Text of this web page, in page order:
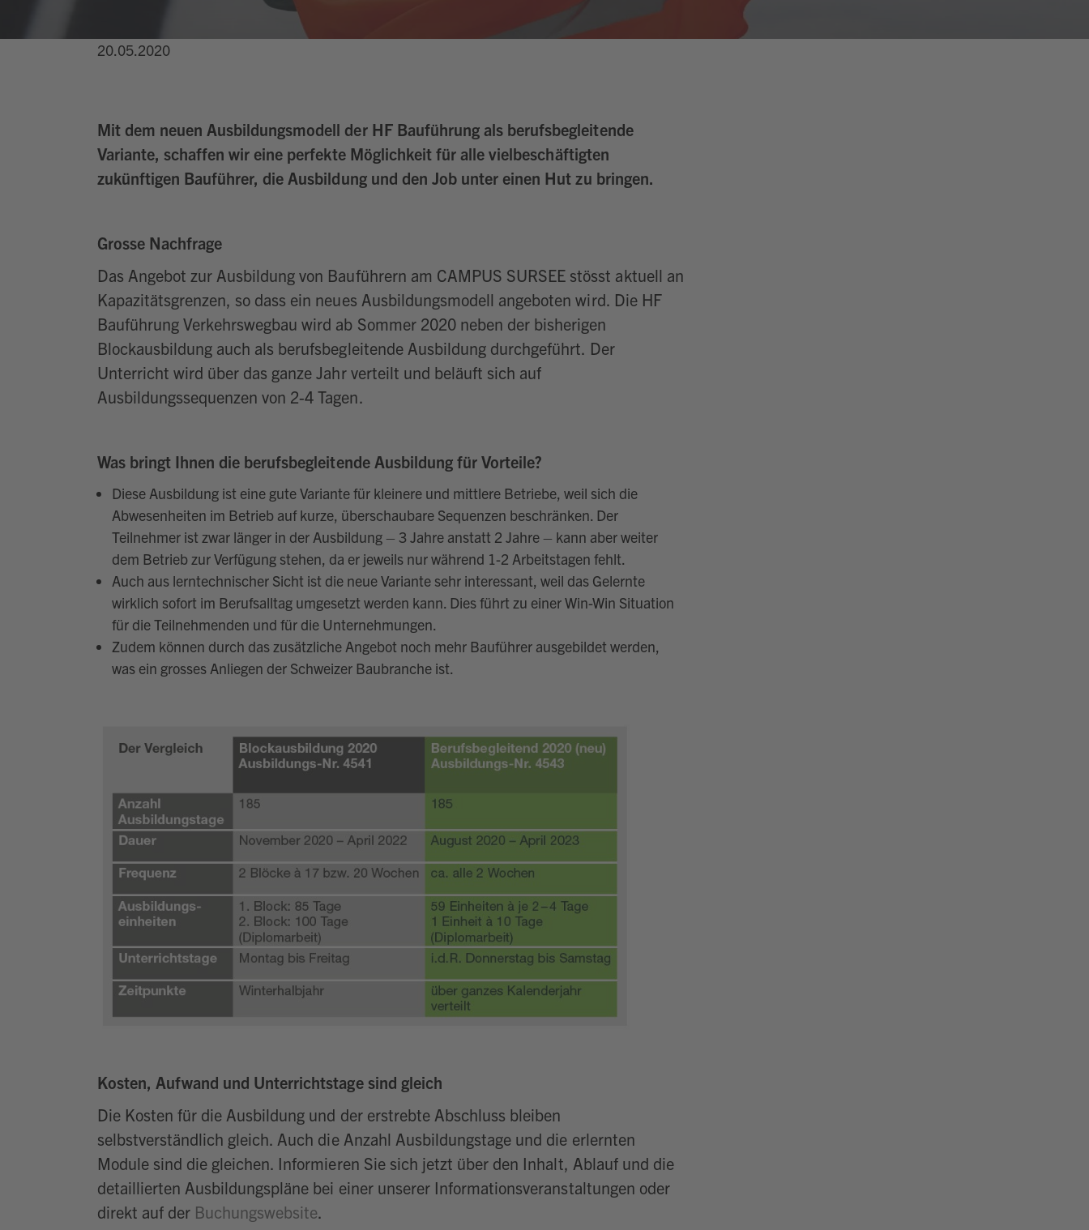
20.05.2020
Mit dem neuen Ausbildungsmodell der HF Bauführung als berufsbegleitende
Variante, schaffen wir eine perfekte Möglichkeit für alle vielbeschäftigten
zukünftigen Bauführer, die Ausbildung und den Job unter einen Hut zu bringen.
Grosse Nachfrage
Das Angebot zur Ausbildung von Bauführern am CAMPUS SURSEE stösst aktuell an
Kapazitätsgrenzen, so dass ein neues Ausbildungsmodell angeboten wird. Die HF
Bauführung Verkehrswegbau wird ab Sommer 2020 neben der bisherigen
Blockausbildung auch als berufsbegleitende Ausbildung durchgeführt. Der
Unterricht wird über das ganze Jahr verteilt und beläuft sich auf
Ausbildungssequenzen von 2-4 Tagen.
Was bringt Ihnen die berufsbegleitende Ausbildung für Vorteile?
Diese Ausbildung ist eine gute Variante für kleinere und mittlere Betriebe, weil sich die
Abwesenheiten im Betrieb auf kurze, überschaubare Sequenzen beschränken. Der
Teilnehmer ist zwar länger in der Ausbildung – 3 Jahre anstatt 2 Jahre – kann aber weiter
dem Betrieb zur Verfügung stehen, da er jeweils nur während 1-2 Arbeitstagen fehlt.
Auch aus lerntechnischer Sicht ist die neue Variante sehr interessant, weil das Gelernte
wirklich sofort im Berufsalltag umgesetzt werden kann. Dies führt zu einer Win-Win Situation
für die Teilnehmenden und für die Unternehmungen.
Zudem können durch das zusätzliche Angebot noch mehr Bauführer ausgebildet werden,
was ein grosses Anliegen der Schweizer Baubranche ist.
Kosten, Aufwand und Unterrichtstage sind gleich
Die Kosten für die Ausbildung und der erstrebte Abschluss bleiben
selbstverständlich gleich. Auch die Anzahl Ausbildungstage und die erlernten
Module sind die gleichen. Informieren Sie sich jetzt über den Inhalt, Ablauf und die
detaillierten Ausbildungspläne bei einer unserer Informationsveranstaltungen oder
direkt auf der Buchungswebsite.